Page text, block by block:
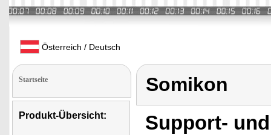
Österreich / Deutsch
Startseite
Produkt-Übersicht:
Somikon
Support-